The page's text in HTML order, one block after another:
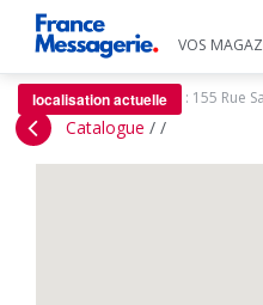
VOS
localisation actuelle : 155 Rue
Catalogue / /